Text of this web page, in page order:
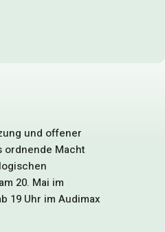
und offener
ordnende Macht
20. Mai im
19 Uhr im Audimax